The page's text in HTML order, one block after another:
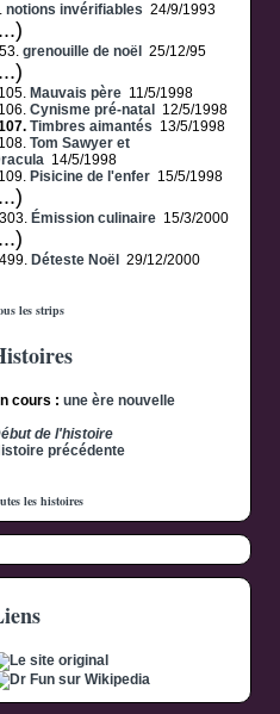
notions invérifiables 24/9/1993
grenouille de noël 25/12/95
Mauvais père 11/5/1998
Cynisme pré-natal
12/5/1998
Timbres aimantés 13/5/1998
Tom Sawyer et
14/5/1998
Pisicine de l'enfer 15/5/1998
Émission culinaire 15/3/2000
Déteste Noël 29/12/2000
les strips
cours : une ère nouvelle
de l'histoire
précédente
les histoires